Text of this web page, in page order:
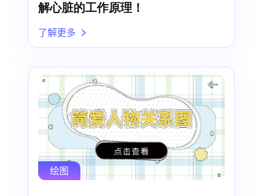
解心脏的工作原理！
了解更多
绘图